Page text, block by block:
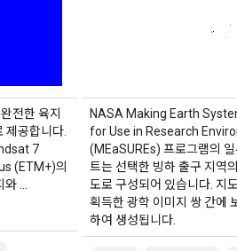
전한 육지
제공합니다.
7
(ETM+)의
…
NASA Making Earth
for Use in Research
(MEaSUREs) 프로그램의 일
트는 선택한 빙하 출구 지역
도로 구성되어 있습니다. 지
획득한 광학 이미지 쌍 간에
하여 생성됩니다.